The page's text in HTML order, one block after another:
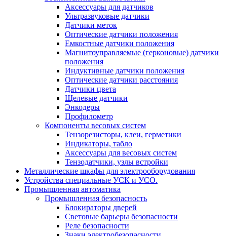
Аксессуары для датчиков
Ультразвуковые датчики
Датчики меток
Оптические датчики положения
Емкостные датчики положения
Магнитоуправляемые (герконовые) датчики
положения
Индуктивные датчики положения
Оптические датчики расстояния
Датчики цвета
Щелевые датчики
Энкодеры
Профилометр
Компоненты весовых систем
Тензорезисторы, клеи, герметики
Индикаторы, табло
Аксессуары для весовых систем
Тензодатчики, узлы встройки
Металлические шкафы для электрооборудования
Устройства специальные УСК и УСО.
Промышленная автоматика
Промышленная безопасность
Блокираторы дверей
Световые барьеры безопасности
Реле безопасности